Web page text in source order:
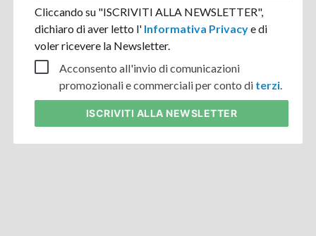
Cliccando su "ISCRIVITI ALLA NEWSLETTER",
dichiaro di aver letto l' Informativa Privacye di
voler ricevere la Newsletter.
Acconsento all'invio di comunicazioni
promozionali e commerciali per conto di terzi.
ISCRIVITI ALLA NEWSLETTER